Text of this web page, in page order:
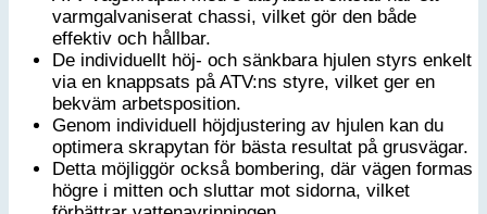
varmgalvaniserat chassi, vilket gör den både
effektiv och hållbar.
De individuellt höj- och sänkbara hjulen styrs enkelt
via en knappsats på ATV:ns styre, vilket ger en
bekväm arbetsposition.
Genom individuell höjdjustering av hjulen kan du
optimera skrapytan för bästa resultat på grusvägar.
Detta möjliggör också bombering, där vägen formas
högre i mitten och sluttar mot sidorna, vilket